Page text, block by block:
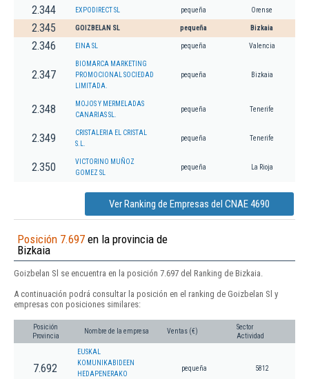
2.344 EXPODIRECT SL pequeña Orense
2.345 GOIZBELAN SL pequeña Bizkaia
2.346 EINA SL pequeña Valencia
2.347
BIOMARCA MARKETING
PROMOCIONAL SOCIEDAD
LIMITADA.
pequeña Bizkaia
2.348
MOJOS Y MERMELADAS
CANARIAS SL.
pequeña Tenerife
2.349
CRISTALERIA EL CRISTAL
S.L.
pequeña Tenerife
2.350
VICTORINO MUÑOZ
GOMEZ SL
pequeña La Rioja
Ver Ranking de Empresas del CNAE 4690
Posición 7.697 en la provincia de
Bizkaia
Goizbelan Sl se encuentra en la posición 7.697 del Ranking de Bizkaia.
A continuación podrá consultar la posición en el ranking de Goizbelan Sl y
empresas con posiciones similares:
Posición
Provincia
Nombre de la empresa Ventas (€)
Sector
Actividad
7.692
EUSKAL
KOMUNIKABIDEEN
HEDAPENERAKO
pequeña 5812